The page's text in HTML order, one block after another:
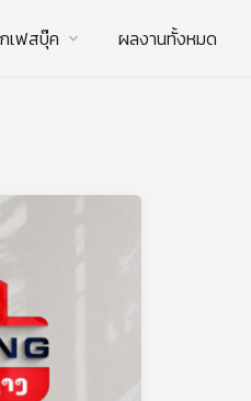
เฟสบุ๊ค ผลงานทั้งหมด